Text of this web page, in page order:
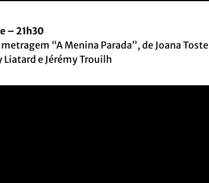
– 21h30
“A Menina Parada”, de Joana Toste
Liatard e Jérémy Trouilh